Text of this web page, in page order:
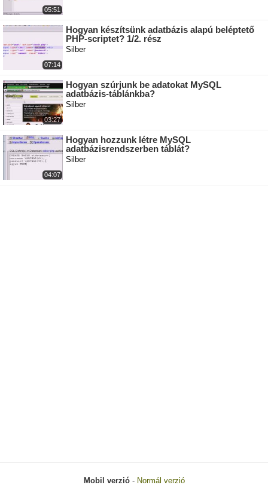
05:51
07:14
Hogyan készítsünk adatbázis alapú beléptető
PHP-scriptet? 1/2. rész
Silber
03:27
Hogyan szúrjunk be adatokat MySQL
adatbázis-táblánkba?
Silber
04:07
Hogyan hozzunk létre MySQL
adatbázisrendszerben táblát?
Silber
Mobil verzió- Normál verzió